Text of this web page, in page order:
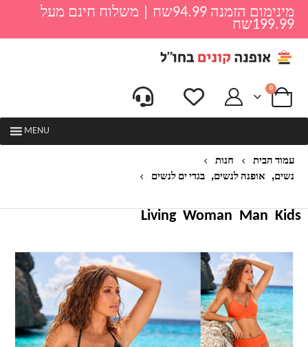
מינימום הזמנה 94.99שח | משלוח חינם מעל
199.99שח
0
MENU
עמוד הבית
חנות
נשים, אופנה לנשים, בגדי ים לנשים
Kids
Man
Woman
Living